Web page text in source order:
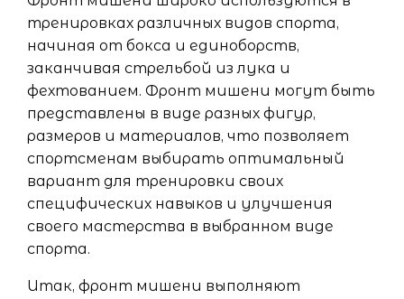
тренировках различных видов спорта,
начиная от бокса и единоборств,
заканчивая стрельбой из лука и
фехтованием. Фронт мишени могут быть
представлены в виде разных фигур,
размеров и материалов, что позволяет
спортсменам выбирать оптимальный
вариант для тренировки своих
специфических навыков и улучшения
своего мастерства в выбранном виде
спорта.
Итак, фронт мишени выполняют